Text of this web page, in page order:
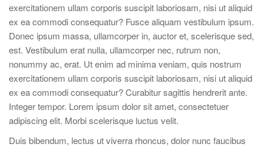
exercitationem ullam corporis suscipit laboriosam, nisi ut aliquid
ex ea commodi consequatur? Fusce aliquam vestibulum ipsum.
Donec ipsum massa, ullamcorper in, auctor et, scelerisque sed,
est. Vestibulum erat nulla, ullamcorper nec, rutrum non,
nonummy ac, erat. Ut enim ad minima veniam, quis nostrum
exercitationem ullam corporis suscipit laboriosam, nisi ut aliquid
ex ea commodi consequatur? Curabitur sagittis hendrerit ante.
Integer tempor. Lorem ipsum dolor sit amet, consectetuer
adipiscing elit. Morbi scelerisque luctus velit.
Duis bibendum, lectus ut viverra rhoncus, dolor nunc faucibus